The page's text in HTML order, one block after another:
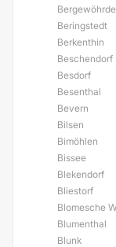
Beringstedt
Berkenthin
Beschendorf
Besdorf
Besenthal
Bevern
Bilsen
Bimöhlen
Bissee
Blekendorf
Bliestorf
Blomesche
Blumenthal
Blunk